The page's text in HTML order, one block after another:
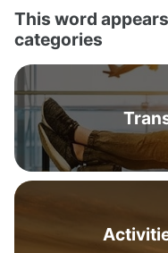
This word
categories